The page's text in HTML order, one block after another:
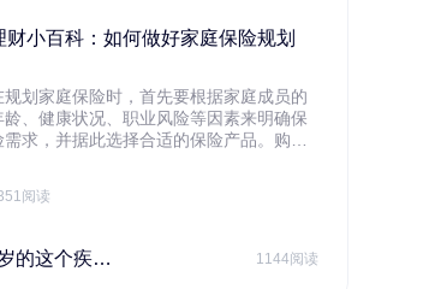
财小百科：如何做好家庭保险规划
规划家庭保险时，首先要根据家庭成员的
龄、健康状况、职业风险等因素来明确保
需求，并据此选择合适的保险产品。购买
划家庭财务预算，确保保险费用不会对家
经济支柱投保。
阅读
最需要注意！ 1144阅读